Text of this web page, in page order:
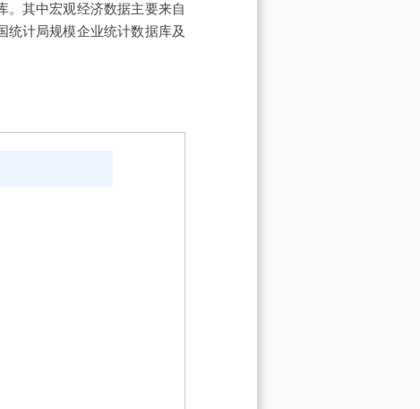
。其中宏观经济数据主要来自
统计局规模企业统计数据库及